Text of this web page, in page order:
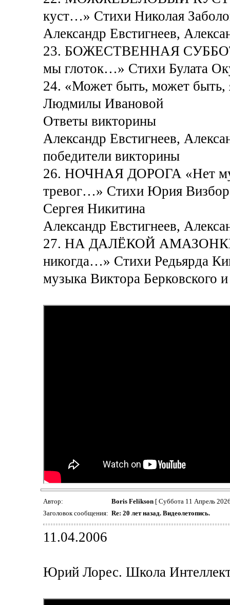
куст…» Стихи Николая
Александр Евстигнеев,
23. БОЖЕСТВЕННАЯ СУББОТА
мы глоток…» Стихи Булата
24. «Может быть, может
Людмилы Ивановой
Ответы викторины
Александр Евстигнеев,
победители викторины
26. НОЧНАЯ ДОРОГА «Нет
тревог…» Стихи Юрия
Сергея Никитина
Александр Евстигнеев,
27. НА ДАЛЁКОЙ АМАЗОНКЕ
никогда…» Стихи Редьярда
музыка Виктора Берковского
Автор: Boris Felikson[ Суббота 11 Апрель
Заголовок сообщения: Re: 20 лет назад. Видеолетопись.
11.04.2006
Юрий Лорес. Школа